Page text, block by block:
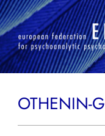
Aller
au
contenu
OTHENIN-